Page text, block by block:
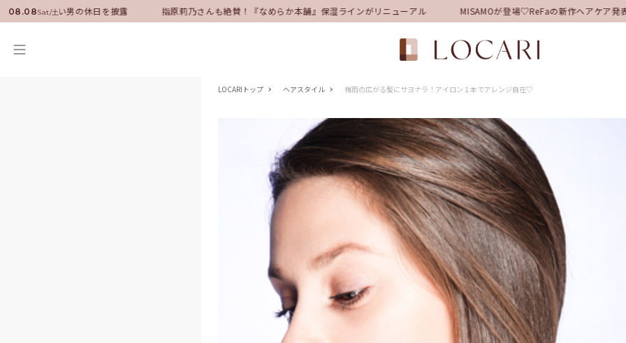
08.08Sat/土
任！いい男の休日を披露 指原莉乃さんも絶賛！『なめらか本舗』保湿ラインがリニューアル MISAMOが登場♡ReFaの新作ヘアケア発表
LOCARIトップ ヘアスタイル 梅雨の広がる髪にサヨナラ！アイロン１本でアレンジ自在♡